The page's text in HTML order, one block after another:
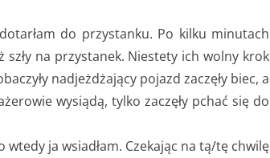
do przystanku. Po kilku minutach
szły na przystanek. Niestety ich wolny krok
nadjeżdżający pojazd zaczęły biec, a
wysiądą, tylko zaczęły pchać się do
ja wsiadłam. Czekając na tą/tę chwilę